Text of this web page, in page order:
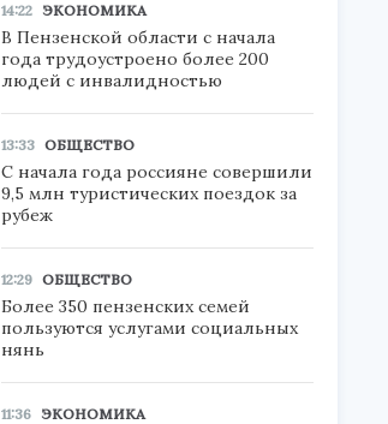
14:22 ЭКОНОМИКА
В Пензенской области с начала
года трудоустроено более 200
людей с инвалидностью
13:33 ОБЩЕСТВО
С начала года россияне совершили
9,5 млн туристических поездок за
рубеж
12:29 ОБЩЕСТВО
Более 350 пензенских семей
пользуются услугами социальных
нянь
11:36 ЭКОНОМИКА